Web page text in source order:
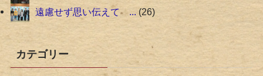
遠慮せず思い伝えて ... 26
カテゴリー